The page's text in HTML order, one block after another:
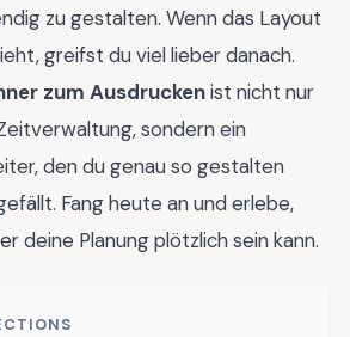
zu gestalten. Wenn das Layout
greifst du viel lieber danach.
zum Ausdruckenist nicht nur
sondern ein
den du genau so gestalten
Fang heute an und erlebe,
deine Planung plötzlich sein kann.